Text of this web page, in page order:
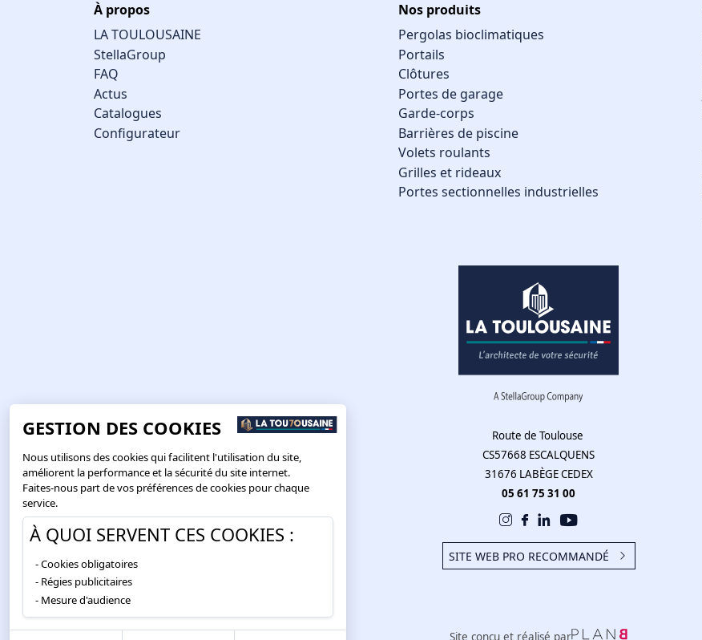
À propos
LA TOULOUSAINE
StellaGroup
FAQ
Actus
Catalogues
Configurateur
Nos produits
Pergolas bioclimatiques
Portails
Clôtures
Portes de garage
Garde-corps
Barrières de piscine
Volets roulants
Grilles et rideaux
Portes sectionnelles industrielles
Route de Toulouse
CS57668 ESCALQUENS
31676 LABÈGE CEDEX
05 61 75 31 00
SITE WEB PRO RECOMMANDÉ
Site conçu et réalisé par
GESTION DES COOKIES
Nous utilisons des cookies qui facilitent l'utilisation du site,
améliorent la performance et la sécurité du site internet.
Faites-nous part de vos préférences de cookies pour chaque
service.
À QUOI SERVENT CES COOKIES :
Cookies obligatoires
Régies publicitaires
Mesure d'audience